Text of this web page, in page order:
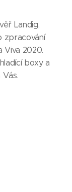
Landig,
zpracování
Viva 2020.
boxy a
Vás.